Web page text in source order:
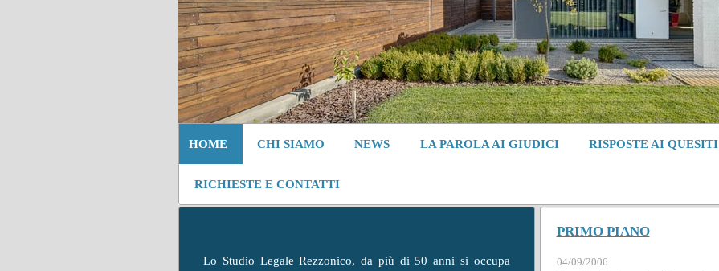
HOME CHI SIAMO NEWS LA PAROLA AI GIUDICI RISPOSTE AI QUESITI
RICHIESTE E CONTATTI
PRIMO PIANO
04/09/2006
Lo Studio Legale Rezzonico, da più di 50 anni si occupa